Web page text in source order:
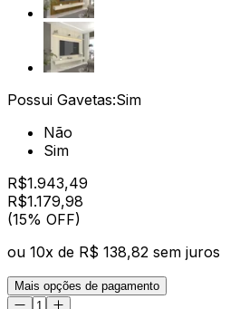
Possui Gavetas:Sim
Não
Sim
R$1.943,49
R$1.179,98
(15% OFF)
ou 10x de R$ 138,82 sem juros
Mais opções de pagamento